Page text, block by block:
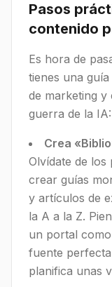
Pasos
contenido
Es hora de
tienes una
de marketing y
guerra de la IA:
Crea
Olvídate de
crear guías
y artículos de
la A a la Z.
un portal
fuente
planifica unas